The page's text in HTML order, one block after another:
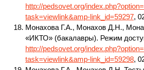
http://pedsovet.org/
task=viewlink&amp-link_id=59297,
Монахова Г.А., Монахов Д.Н.,
«ИКТО» (бакалавры). Режим
http://pedsovet.org/
task=viewlink&amp-link_id=59298,